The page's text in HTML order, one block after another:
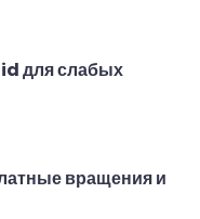
для слабых
вращения и